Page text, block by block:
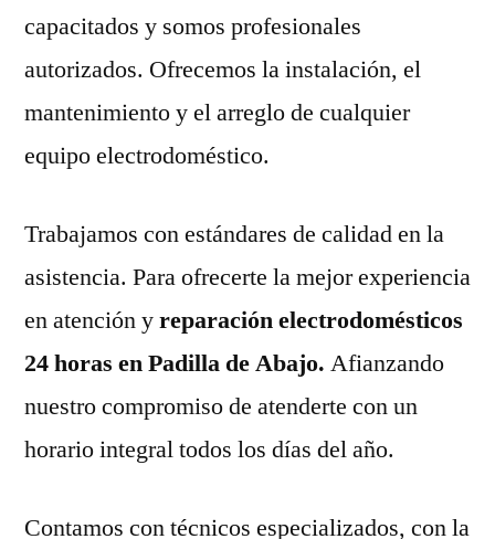
capacitados y somos profesionales
autorizados. Ofrecemos la instalación, el
mantenimiento y el arreglo de cualquier
equipo electrodoméstico.
Trabajamos con estándares de calidad en la
asistencia. Para ofrecerte la mejor experiencia
en atención yreparación electrodomésticos
24 horas en Padilla de Abajo. Afianzando
nuestro compromiso de atenderte con un
horario integral todos los días del año.
Contamos con técnicos especializados, con la